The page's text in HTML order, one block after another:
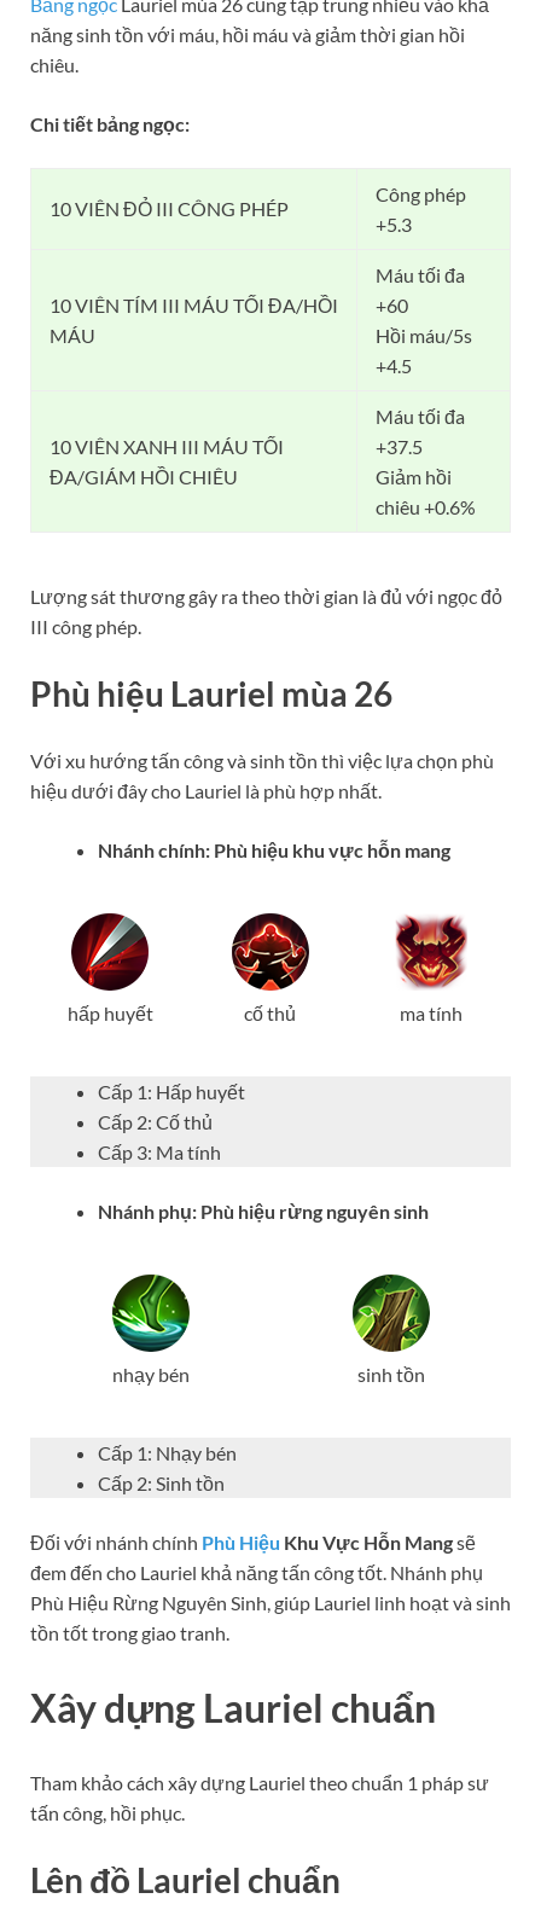
năng sinh tồn với máu, hồi máu và giảm thời gian hồi
chiêu.
Chi tiết bảng ngọc:
10 VIÊN ĐỎ III CÔNG PHÉP
Công phép
+5.3
10 VIÊN TÍM III MÁU TỐI ĐA/HỒI
MÁU
Máu tối đa
+60
Hồi máu/5s
+4.5
10 VIÊN XANH III MÁU TỐI
ĐA/GIÁM HỒI CHIÊU
Máu tối đa
+37.5
Giảm hồi
chiêu +0.6%
Lượng sát thương gây ra theo thời gian là đủ với ngọc đỏ
III công phép.
Phù hiệu Lauriel mùa 26
Với xu hướng tấn công và sinh tồn thì việc lựa chọn phù
hiệu dưới đây cho Lauriel là phù hợp nhất.
Nhánh chính: Phù hiệu khu vực hỗn mang
hấp huyết cố thủ ma tính
Cấp 1: Hấp huyết
Cấp 2: Cố thủ
Cấp 3: Ma tính
Nhánh phụ: Phù hiệu rừng nguyên sinh
nhạy bén sinh tồn
Cấp 1: Nhạy bén
Cấp 2: Sinh tồn
Đối với nhánh chính Phù Hiệu Khu Vực Hỗn Mangsẽ
đem đến cho Lauriel khả năng tấn công tốt. Nhánh phụ
Phù Hiệu Rừng Nguyên Sinh, giúp Lauriel linh hoạt và sinh
tồn tốt trong giao tranh.
Xây dựng Lauriel chuẩn
Tham khảo cách xây dựng Lauriel theo chuẩn 1 pháp sư
tấn công, hồi phục.
Lên đồ Lauriel chuẩn